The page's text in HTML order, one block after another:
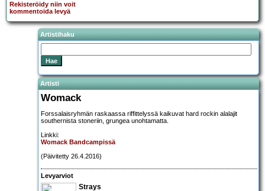
Rekisteröidy niin voit
kommentoida levyä
Artistihaku
Artisti
Womack
Forssalaisryhmän raskaassa riffittelyssä kaikuvat hard rockin alalajit
southernista stoneriin, grungea unohtamatta.
Linkki:
Womack Bandcampissä
(Päivitetty 26.4.2016)
Levyarviot
Strays